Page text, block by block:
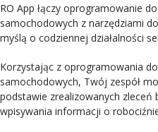
RO App łączy oprogramowanie
samochodowych z narzędziami
myślą o codziennej działalności
Korzystając z oprogramowania
samochodowych, Twój zespół
podstawie zrealizowanych zleceń
wpisywania informacji o